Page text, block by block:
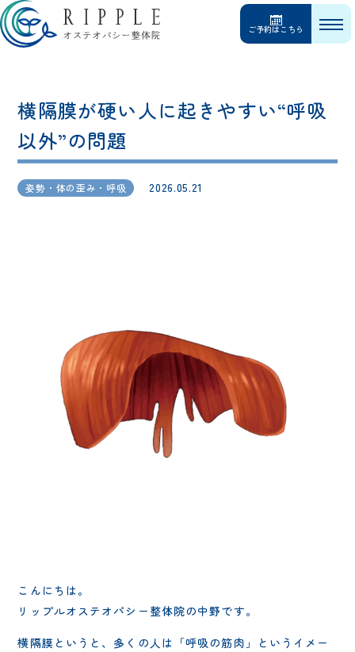
ご予約はこちら
横隔膜が硬い人に起きやすい“呼吸
以外”の問題
姿勢・体の歪み・呼吸 2026.05.21
こんにちは。
リップルオステオパシー整体院の中野です。
横隔膜というと、多くの人は「呼吸の筋肉」というイメー